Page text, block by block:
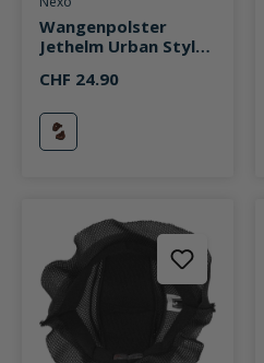
Wangenpolster
Jethelm Urban Style
CHF 24.90
schwarz